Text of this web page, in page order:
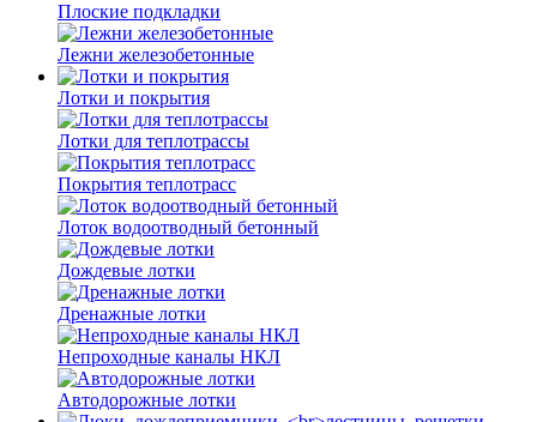
Плоские подкладки
Лежни железобетонные
Лотки и покрытия
Лотки для теплотрассы
Покрытия теплотрасс
Лоток водоотводный бетонный
Дождевые лотки
Дренажные лотки
Непроходные каналы НКЛ
Автодорожные лотки